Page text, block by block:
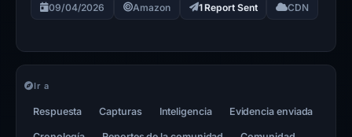
09/04/2026 Amazon 1 Report Sent CDN
Ir a
Respuesta Capturas Inteligencia Evidencia enviada